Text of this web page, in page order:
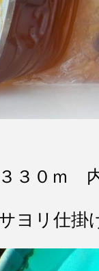
３３０ｍ
ヨリ仕掛